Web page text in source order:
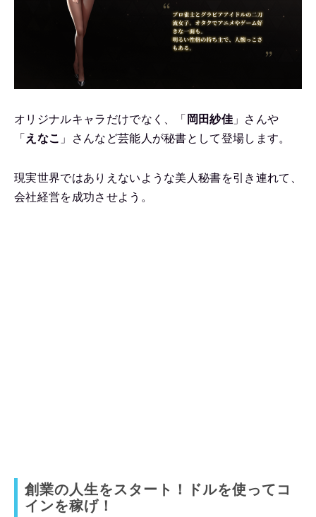
オリジナルキャラだけでなく、「 岡田紗佳 」さんや
「 えなこ 」さんなど芸能人が秘書として登場します。
現実世界ではありえないような美人秘書を引き連れて、
会社経営を成功させよう。
創業の人生をスタート！ドルを使ってコ
インを稼げ！